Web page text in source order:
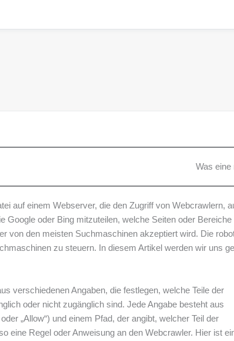
Was eine
auf einem Webserver, die den Zugriff von Webcrawlern,
Google oder Bing mitzuteilen, welche Seiten oder
von den meisten Suchmaschinen akzeptiert wird. Die
zu steuern. In diesem Artikel werden wir uns
verschiedenen Angaben, die festlegen, welche Teile der
oder nicht zugänglich sind. Jede Angabe besteht aus
„Allow“) und einem Pfad, der angibt, welcher Teil der
eine Regel oder Anweisung an den Webcrawler. Hier ist